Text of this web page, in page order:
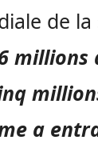
de la
millions
a